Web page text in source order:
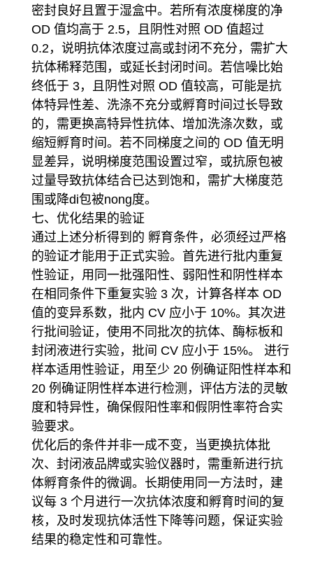
密封良好且置于湿盒中。若所有浓度梯度的净
OD 值均高于 2.5，且阴性对照 OD 值超过
0.2，说明抗体浓度过高或封闭不充分，需扩大
抗体稀释范围，或延长封闭时间。若信噪比始
终低于 3，且阴性对照 OD 值较高，可能是抗
体特异性差、洗涤不充分或孵育时间过长导致
的，需更换高特异性抗体、增加洗涤次数，或
缩短孵育时间。若不同梯度之间的 OD 值无明
显差异，说明梯度范围设置过窄，或抗原包被
过量导致抗体结合已达到饱和，需扩大梯度范
围或降di包被nong度。
七、优化结果的验证
通过上述分析得到的 孵育条件，必须经过严格
的验证才能用于正式实验。首先进行批内重复
性验证，用同一批强阳性、弱阳性和阴性样本
在相同条件下重复实验 3 次，计算各样本 OD
值的变异系数，批内 CV 应小于 10%。其次进
行批间验证，使用不同批次的抗体、酶标板和
封闭液进行实验，批间 CV 应小于 15%。 进行
样本适用性验证，用至少 20 例确证阳性样本和
20 例确证阴性样本进行检测，评估方法的灵敏
度和特异性，确保假阳性率和假阴性率符合实
验要求。
优化后的条件并非一成不变，当更换抗体批
次、封闭液品牌或实验仪器时，需重新进行抗
体孵育条件的微调。长期使用同一方法时，建
议每 3 个月进行一次抗体浓度和孵育时间的复
核，及时发现抗体活性下降等问题，保证实验
结果的稳定性和可靠性。